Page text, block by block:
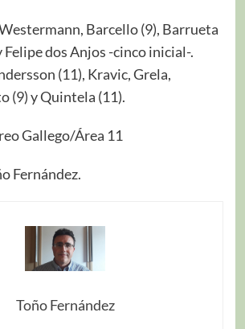
Barcello (9), Barrueta
Felipe dos Anjos -cinco inicial-.
(11), Kravic, Grela,
(9) y Quintela (11).
Gallego/Área 11
Fernández.
Toño Fernández